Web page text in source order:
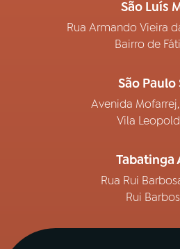
São Luís
Rua Armando Vieira
Bairro de
São Paulo
Avenida Mofarrej,
Vila
Tabatinga
Rua Rui
Rui